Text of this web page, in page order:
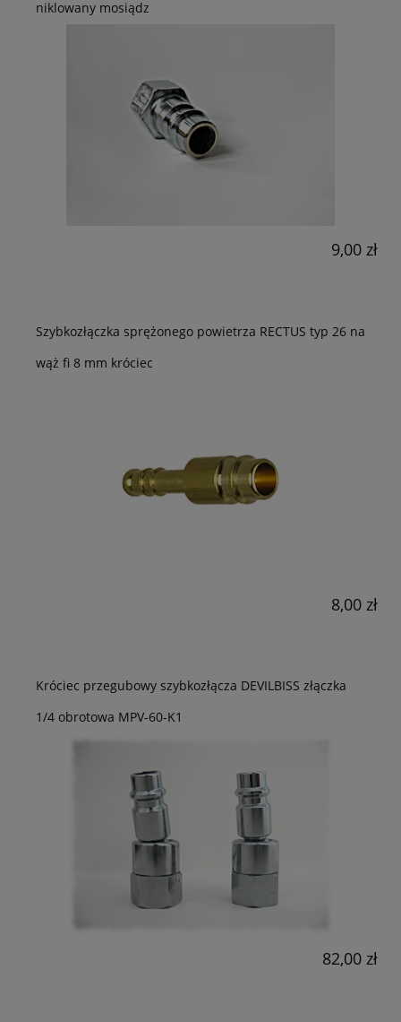
niklowany mosiądz
9,00 zł
Szybkozłączka sprężonego powietrza RECTUS typ 26 na
wąż fi 8 mm króciec
8,00 zł
Króciec przegubowy szybkozłącza DEVILBISS złączka
1/4 obrotowa MPV-60-K1
82,00 zł